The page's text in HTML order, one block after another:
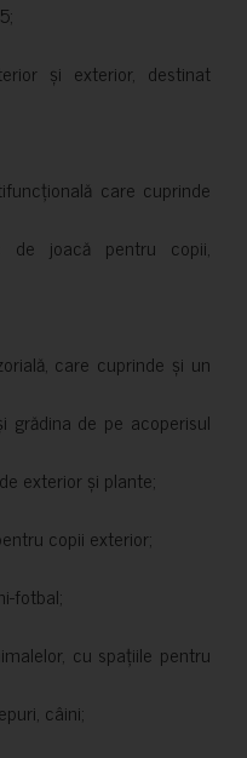
și exterior, destinat
care cuprinde
de joacă pentru copii,
care cuprinde și un
grădina de pe acoperisul
exterior și plante;
copii exterior;
fotbal;
cu spațiile pentru
câini;